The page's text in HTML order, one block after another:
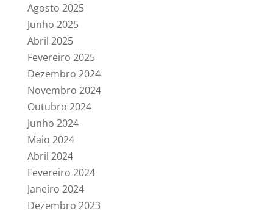
Agosto 2025
Junho 2025
Abril 2025
Fevereiro 2025
Dezembro 2024
Novembro 2024
Outubro 2024
Junho 2024
Maio 2024
Abril 2024
Fevereiro 2024
Janeiro 2024
Dezembro 2023